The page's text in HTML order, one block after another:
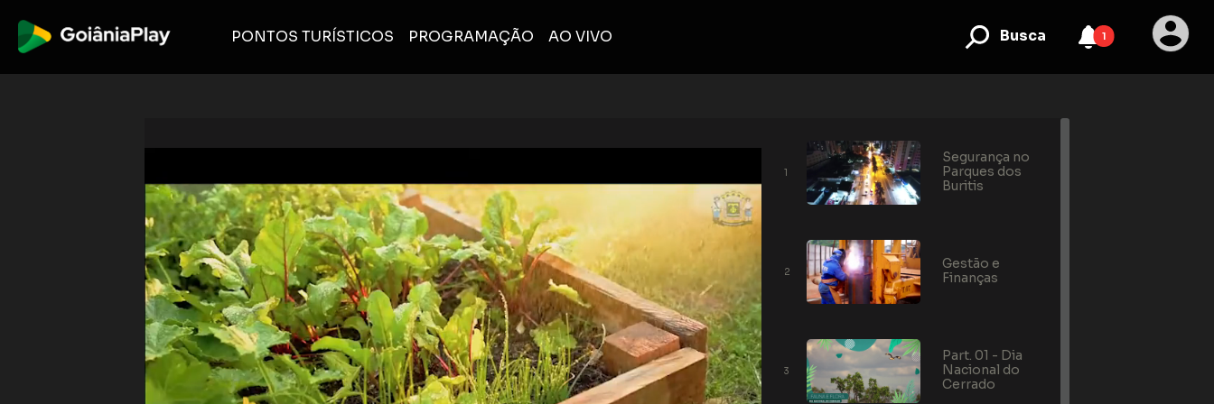
PONTOS TURÍSTICOS PROGRAMAÇÃO AO VIVO Busca 1
1
Segurança no
Parques dos
Buritis
2
Gestão e
Finanças
3
Part. 01 - Dia
Nacional do
Cerrado